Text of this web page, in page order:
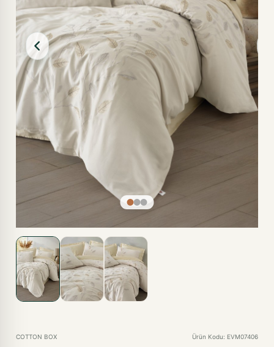
COTTON BOX Ürün Kodu: EVM07406